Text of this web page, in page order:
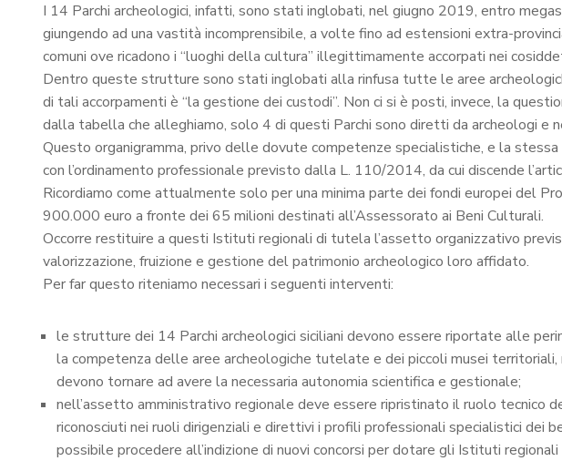
I 14 Parchi archeologici, infatti, sono stati inglobati, nel giugno 2019, entro
giungendo ad una vastità incomprensibile, a volte fino ad estensioni extra-
comuni ove ricadono i “luoghi della cultura” illegittimamente accorpati nei
Dentro queste strutture sono stati inglobati alla rinfusa tutte le aree
di tali accorpamenti è “la gestione dei custodi”. Non ci si è posti, invece, la
dalla tabella che alleghiamo, solo 4 di questi Parchi sono diretti da archeologi e
Questo organigramma, privo delle dovute competenze specialistiche, e la
con l’ordinamento professionale previsto dalla L. 110/2014, da cui discende
Ricordiamo come attualmente solo per una minima parte dei fondi europei del
900.000 euro a fronte dei 65 milioni destinati all’Assessorato ai Beni Culturali.
Occorre restituire a questi Istituti regionali di tutela l’assetto organizzativo
valorizzazione, fruizione e gestione del patrimonio archeologico loro affidato.
Per far questo riteniamo necessari i seguenti interventi:
le strutture dei 14 Parchi archeologici siciliani devono essere riportate alle
la competenza delle aree archeologiche tutelate e dei piccoli musei territoriali,
devono tornare ad avere la necessaria autonomia scientifica e gestionale;
nell’assetto amministrativo regionale deve essere ripristinato il ruolo
riconosciuti nei ruoli dirigenziali e direttivi i profili professionali specialistici dei
possibile procedere all’indizione di nuovi concorsi per dotare gli Istituti